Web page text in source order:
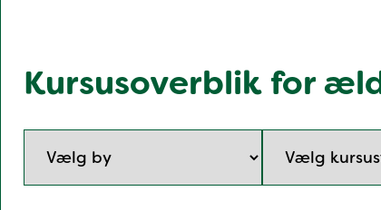
Kursusoverblik for